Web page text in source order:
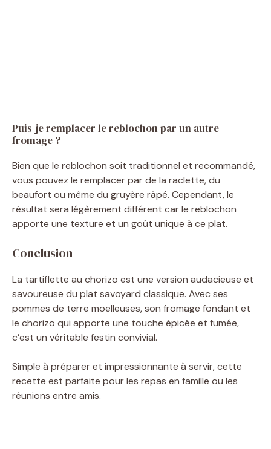
Puis-je remplacer le reblochon par un autre
fromage ?
Bien que le reblochon soit traditionnel et recommandé,
vous pouvez le remplacer par de la raclette, du
beaufort ou même du gruyère râpé. Cependant, le
résultat sera légèrement différent car le reblochon
apporte une texture et un goût unique à ce plat.
Conclusion
La tartiflette au chorizo est une version audacieuse et
savoureuse du plat savoyard classique. Avec ses
pommes de terre moelleuses, son fromage fondant et
le chorizo qui apporte une touche épicée et fumée,
c’est un véritable festin convivial.
Simple à préparer et impressionnante à servir, cette
recette est parfaite pour les repas en famille ou les
réunions entre amis.